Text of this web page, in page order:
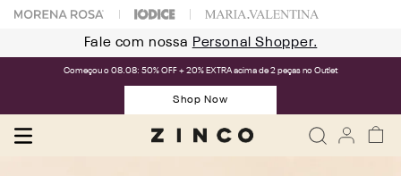
Fale com nossa Personal Shopper.
Começou o 08.08: 50% OFF + 20% EXTRA acima de 2 peças no Outlet
Shop Now